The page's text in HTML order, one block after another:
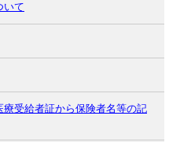
いて
療受給者証から保険者名等の記